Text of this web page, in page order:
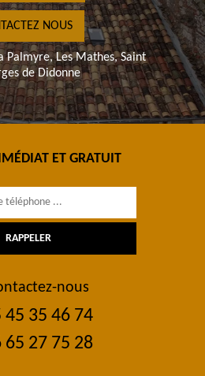
NOUS
Palmyre, Les Mathes, Saint
de Didonne
ET GRATUIT
nous
45 35 46 74
65 27 75 28